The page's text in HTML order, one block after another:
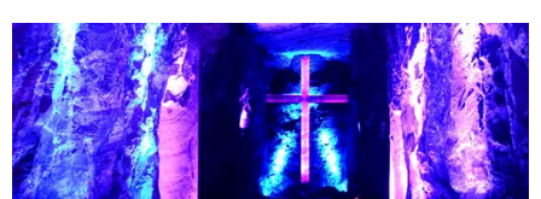
gladioly. Měli byste se také zdržet
výsadby cibule a česneku, které
mohou být napadeny háďátky.
zahradnické tipy